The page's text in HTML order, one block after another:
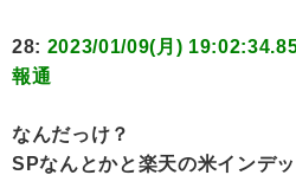
28: 2023/01/09(月)
報通
なんだっけ？
SPなんとかと楽天の米インデ